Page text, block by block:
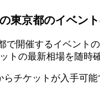
東京都のイベン
で開催するイベン
トの最新相場を随時
チケットが入手可能